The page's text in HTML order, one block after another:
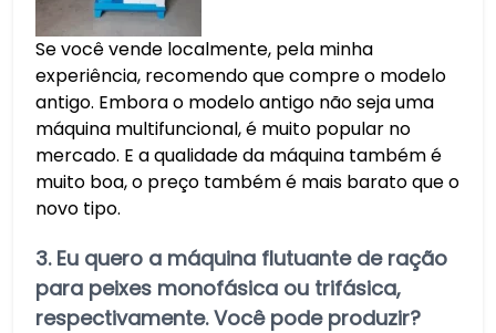
Se você vende localmente, pela minha
experiência, recomendo que compre o modelo
antigo. Embora o modelo antigo não seja uma
máquina multifuncional, é muito popular no
mercado. E a qualidade da máquina também é
muito boa, o preço também é mais barato que o
novo tipo.
3. Eu quero a máquina flutuante de ração
para peixes monofásica ou trifásica,
respectivamente. Você pode produzir?